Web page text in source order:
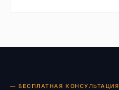
— БЕСПЛАТНАЯ КОНСУЛЬТАЦИЯ